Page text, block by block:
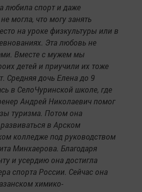
любила спорт и даже
могла, что могу занять
на уроке физкультуры или в
Эта любовь не
Вместе с мужем мы
детей и приучили их тоже
Средняя дочь Елена до 9
в СелоЧуринской школе, где
Андрей Николаевич помог
туризма. Потом она
в Арском
колледже под руководством
Минхаерова. Благодаря
и усердию она достигла
спорта России. Сейчас она
химико-